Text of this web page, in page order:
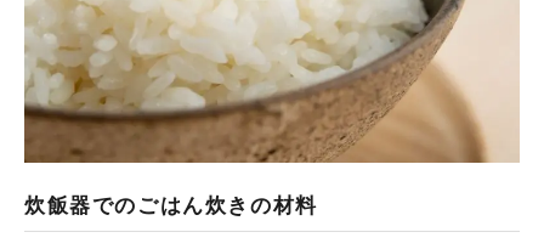
炊飯器でのごはん炊きの材料